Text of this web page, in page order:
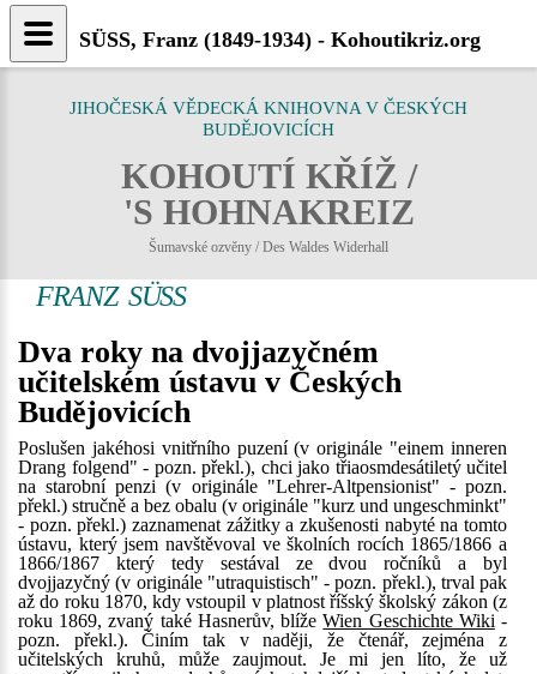
JIHOČESKÁ VĚDECKÁ KNIHOVNA V ČESKÝCH
BUDĚJOVICÍCH
KOHOUTÍ KŘÍŽ /
'S HOHNAKREIZ
Šumavské ozvěny / Des Waldes Widerhall
FRANZ SÜSS
Dva roky na dvojjazyčném
učitelském ústavu v Českých
Budějovicích
Poslušen jakéhosi vnitřního puzení (v originále "einem inneren
Drang folgend" - pozn. překl.), chci jako třiaosmdesátiletý učitel
na starobní penzi (v originále "Lehrer-Altpensionist" - pozn.
překl.) stručně a bez obalu (v originále "kurz und ungeschminkt"
- pozn. překl.) zaznamenat zážitky a zkušenosti nabyté na tomto
ústavu, který jsem navštěvoval ve školních rocích 1865/1866 a
1866/1867 který tedy sestával ze dvou ročníků a byl
dvojjazyčný (v originále "utraquistisch" - pozn. překl.), trval pak
až do roku 1870, kdy vstoupil v platnost říšský školský zákon (z
roku 1869, zvaný také Hasnerův, blížeWien Geschichte Wiki -
pozn. překl.). Činím tak v naději, že čtenář, zejména z
učitelských kruhů, může zaujmout. Je mi jen líto, že už
SÜSS, Franz (1849-1934) - Kohoutikriz.org